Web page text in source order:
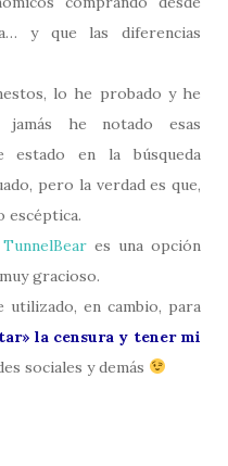
y que las diferencias
lo he probado y he
jamás he notado esas
estado en la búsqueda
pero la verdad es que,
escéptica.
TunnelBeares una opción
gracioso.
en cambio, para
la censura y tener mi
sociales y demás